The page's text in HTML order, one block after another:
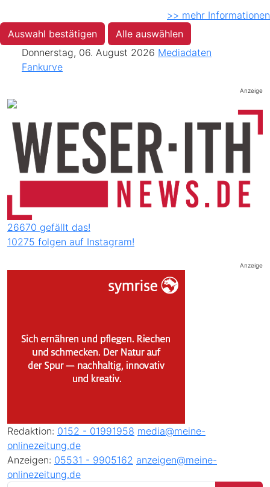
>> mehr Informationen
Auswahl bestätigen
Alle auswählen
Donnerstag, 06. August 2026 Mediadaten
Fankurve
Anzeige
26670 gefällt das!
10275 folgen auf Instagram!
Anzeige
Redaktion: 0152 - 01991958 media@meine-
onlinezeitung.de
Anzeigen: 05531 - 9905162 anzeigen@meine-
onlinezeitung.de